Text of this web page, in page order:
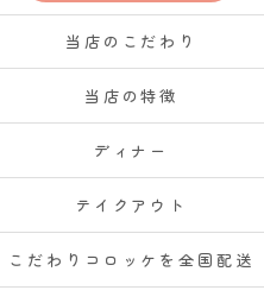
当店のこだわり
当店の特徴
ディナー
テイクアウト
こだわりコロッケを全国配送